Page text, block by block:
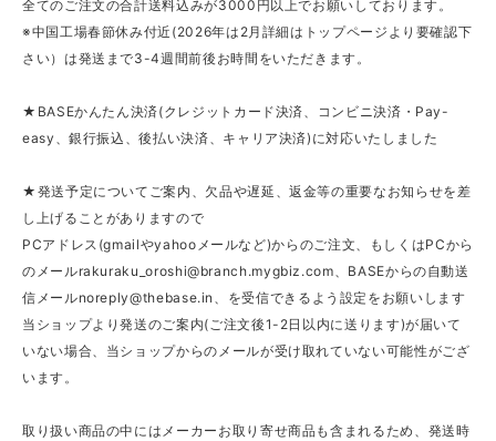
全てのご注文の合計送料込みが3000円以上でお願いしております。
※中国工場春節休み付近(2026年は2月詳細はトップページより要確認下
さい）は発送まで3-4週間前後お時間をいただきます。
★BASEかんたん決済(クレジットカード決済、コンビニ決済・Pay-
easy、銀行振込、後払い決済、キャリア決済)に対応いたしました
★発送予定についてご案内、欠品や遅延、返金等の重要なお知らせを差
し上げることがありますので
PCアドレス(gmailやyahooメールなど)からのご注文、もしくはPCから
のメールrakuraku_oroshi@branch.mygbiz.com 、BASEからの自動送
信メールnoreply@thebase.in
、を受信できるよう設定をお願いします
当ショップより発送のご案内(ご注文後1-2日以内に送ります)が届いて
いない場合、当ショップからのメールが受け取れていない可能性がござ
います。
取り扱い商品の中にはメーカーお取り寄せ商品も含まれるため、発送時